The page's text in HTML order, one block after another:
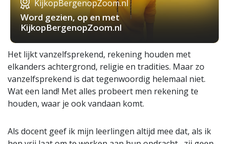
KijkopBergenopZoom.nl
Word gezien, op en met
KijkopBergenopZoom.nl
Het lijkt vanzelfsprekend, rekening houden met
elkanders achtergrond, religie en tradities. Maar zo
vanzelfsprekend is dat tegenwoordig helemaal niet.
Wat een land! Met alles probeert men rekening te
houden, waar je ook vandaan komt.
Als docent geef ik mijn leerlingen altijd mee dat, als ik